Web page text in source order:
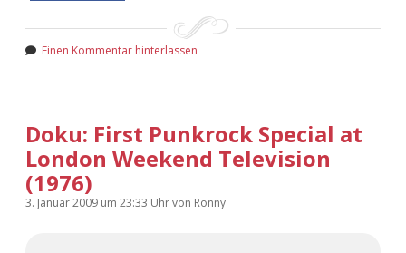
Einen Kommentar hinterlassen
Doku: First Punkrock Special at
London Weekend Television
(1976)
3. Januar 2009 um 23:33 Uhrvon Ronny